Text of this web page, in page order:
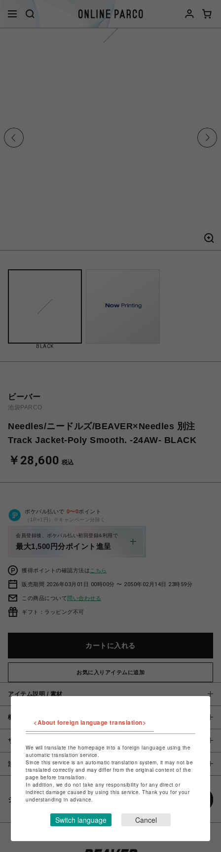
BLACK
ビーバー
池袋PARCO
Needles/ニードルズ/BEAVER×Needles 別注
Track Jacket-Poly Smooth. -24AW- BLACK
￥28,600 税込
ポケパル払いで 0〜0ポイント
（1P=1円）※キャンペーン分除く
会員登録後、ポケパル払い初回登録&利用で
最大1,500円分ポイント進呈
獲得ポイントの確認方法は こちら
販売期間 2026年03月01日 00時00分 〜 2050年02月14日 23時59分
この商品について問い合わせる
ギフト：ラッピング不可
カートに入れる
お気に入りアイテムに追加
アイテム説明 / 素材
概要
サイズ
注意事項
シェアする
<About foreign language translation>
We will translate the homepage into a foreign language using the
automatic translation service.
Since this service is an automatic translation system, it may not be
translated correctly and may differ from the original content of the
page before translation.
In addition, we do not take any responsibility for any direct or
indirect damage caused by using this service. Thank you for your
understanding in advance.
Switch language Cancel